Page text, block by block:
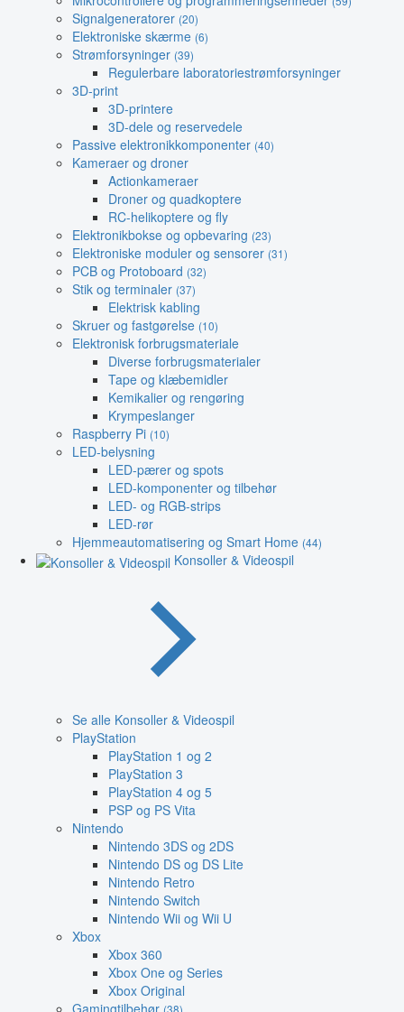
Signalgeneratorer (20)
Elektroniske skærme (6)
Strømforsyninger (39)
Regulerbare laboratoriestrømforsyninger
3D-print
3D-printere
3D-dele og reservedele
Passive elektronikkomponenter (40)
Kameraer og droner
Actionkameraer
Droner og quadkoptere
RC-helikoptere og fly
Elektronikbokse og opbevaring (23)
Elektroniske moduler og sensorer (31)
PCB og Protoboard (32)
Stik og terminaler (37)
Elektrisk kabling
Skruer og fastgørelse (10)
Elektronisk forbrugsmateriale
Diverse forbrugsmaterialer
Tape og klæbemidler
Kemikalier og rengøring
Krympeslanger
Raspberry Pi (10)
LED-belysning
LED-pærer og spots
LED-komponenter og tilbehør
LED- og RGB-strips
LED-rør
Hjemmeautomatisering og Smart Home (44)
Konsoller & Videospil
Se alle Konsoller & Videospil
PlayStation
PlayStation 1 og 2
PlayStation 3
PlayStation 4 og 5
PSP og PS Vita
Nintendo
Nintendo 3DS og 2DS
Nintendo DS og DS Lite
Nintendo Retro
Nintendo Switch
Nintendo Wii og Wii U
Xbox
Xbox 360
Xbox One og Series
Xbox Original
Gamingtilbehør (38)